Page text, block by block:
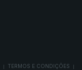
TERMOS E CONDIÇÕES